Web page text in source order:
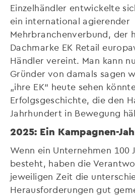
Einzelhändler entwickelte
ein international agierender
Mehrbranchenverbund, der
Dachmarke EK Retail
Händler vereint. Man kann
Gründer von damals sagen
„ihre EK“ heute sehen
Erfolgsgeschichte, die den
Jahrhundert in Bewegung
2025: Ein Kampagnen-
Wenn ein Unternehmen 100
besteht, haben die
jeweiligen Zeit die
Herausforderungen gut